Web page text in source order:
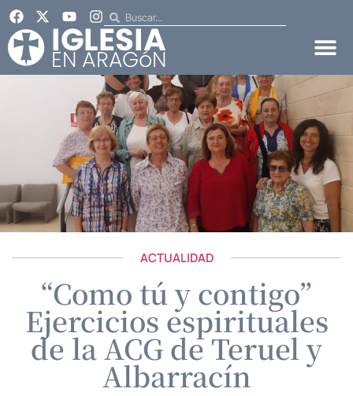
ACTUALIDAD
“Como tú y contigo”
Ejercicios espirituales
de la ACG de Teruel y
Albarracín